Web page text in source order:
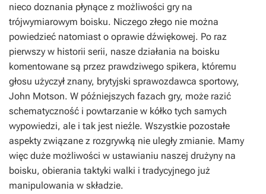
nieco doznania płynące z możliwości gry na
trójwymiarowym boisku. Niczego złego nie można
powiedzieć natomiast o oprawie dźwiękowej. Po raz
pierwszy w historii serii, nasze działania na boisku
komentowane są przez prawdziwego spikera, któremu
głosu użyczył znany, brytyjski sprawozdawca sportowy,
John Motson. W późniejszych fazach gry, może razić
schematyczność i powtarzanie w kółko tych samych
wypowiedzi, ale i tak jest nieźle. Wszystkie pozostałe
aspekty związane z rozgrywką nie uległy zmianie. Mamy
więc duże możliwości w ustawianiu naszej drużyny na
boisku, obierania taktyki walki i tradycyjnego już
manipulowania w składzie.